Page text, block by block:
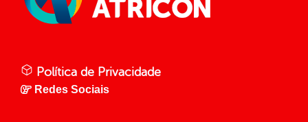
Política de Privacidade
Redes Sociais